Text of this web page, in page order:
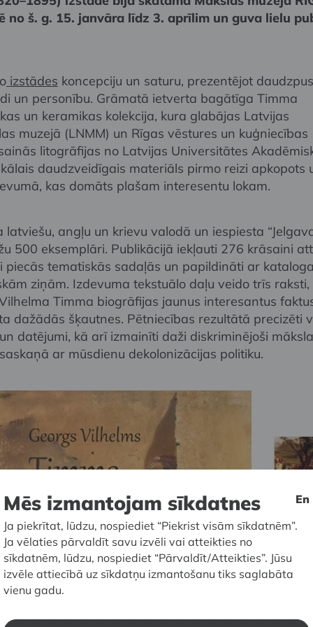
no š. g. 15. janvāra līdz 3. aprīlim un guva lielu
izstādes koncepciju un saturu, prezentējot
un personību. Grāmatā ietverta bagātīga Timma
un keramikas kolekcija, kura glabājas Latvijas
muzejā (LNMM) un Rīgas vēstures un kuģniecības
litogrāfijas no Latvijas Universitātes
daudzveidīgais materiāls pirmo reizi apkopots
kas domāts plašam interesentu lokam.
angļu un krievu valodā un iespiesta
500 eksemplāri. Publikācijā iekļauti 276 krāsaini
piecās tematiskās sadaļās un papildināti ar
ziņām. Izdevuma tekstuālo daļu veido trīs raksti,
Timma biogrāfijas jaunus interesantus
dažādās šķautnes. Pētniecības rezultātā precizēti
datējumi, kā arī izmainīti daži diskriminējoši
ar mūsdienu dekolonizācijas politiku.
En
Mēs izmantojam sīkdatnes
Ja piekrītat, lūdzu, nospiediet “Piekrist visām sīkdatnēm”.
Ja vēlaties pārvaldīt savu izvēli vai atteikties no
sīkdatnēm, lūdzu, nospiediet “Pārvaldīt/Atteikties”. Jūsu
izvēle attiecībā uz sīkdatņu izmantošanu tiks saglabāta
vienu gadu.